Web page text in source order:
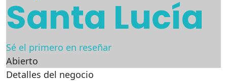
Santa Lucía
Sé el primero en reseñar
Abierto
Detalles del negocio